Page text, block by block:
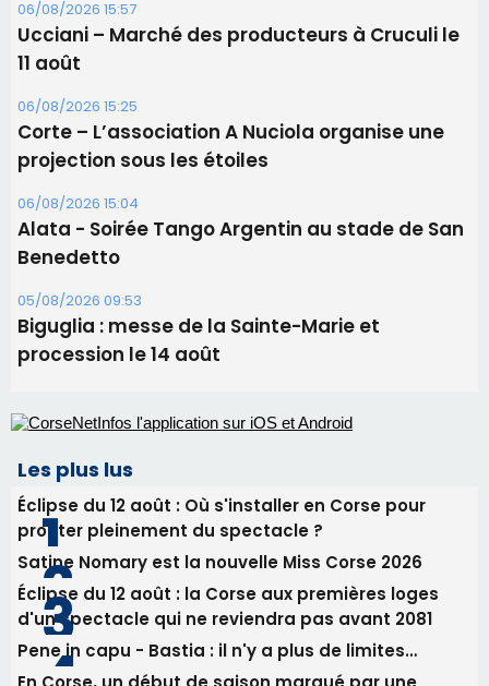
Festa di l’Associi Curtinesi le 13 septembre
06/08/2026 15:57
11 août
06/08/2026 15:25
projection sous les étoiles
06/08/2026 15:04
Benedetto
05/08/2026 09:53
procession le 14 août
Les plus lus
Éclipse du 12 août : Où s'installer en Corse pour
profiter pleinement du spectacle ?
Satine Nomary est la nouvelle Miss Corse 2026
Éclipse du 12 août : la Corse aux premières loges
d'un spectacle qui ne reviendra pas avant 2081